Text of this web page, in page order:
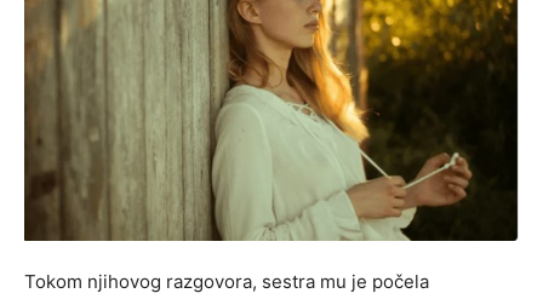
Tokom njihovog razgovora, sestra mu je počela